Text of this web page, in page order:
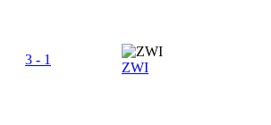
3 - 1
ZWI